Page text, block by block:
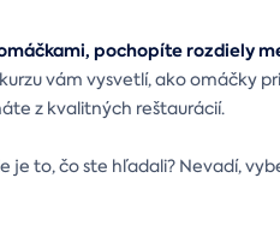
pochopíte rozdiely
vám vysvetlí, ako omáčky
z kvalitných reštaurácií.
je to, čo ste hľadali? Nevadí,